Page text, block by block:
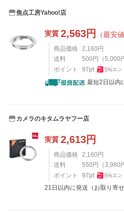
焦点工房Yahoo!店
実質 2,563円 （最安値
商品価格 2,160 円
送料
500 円 （5,000
ポイント
97pt 5%エン
最短2日以内
カメラのキタムラヤフー店
実質 2,613円
商品価格 2,160 円
送料
550 円 （3,980
ポイント
97pt 5%エン
21日以内に発送（お取り寄